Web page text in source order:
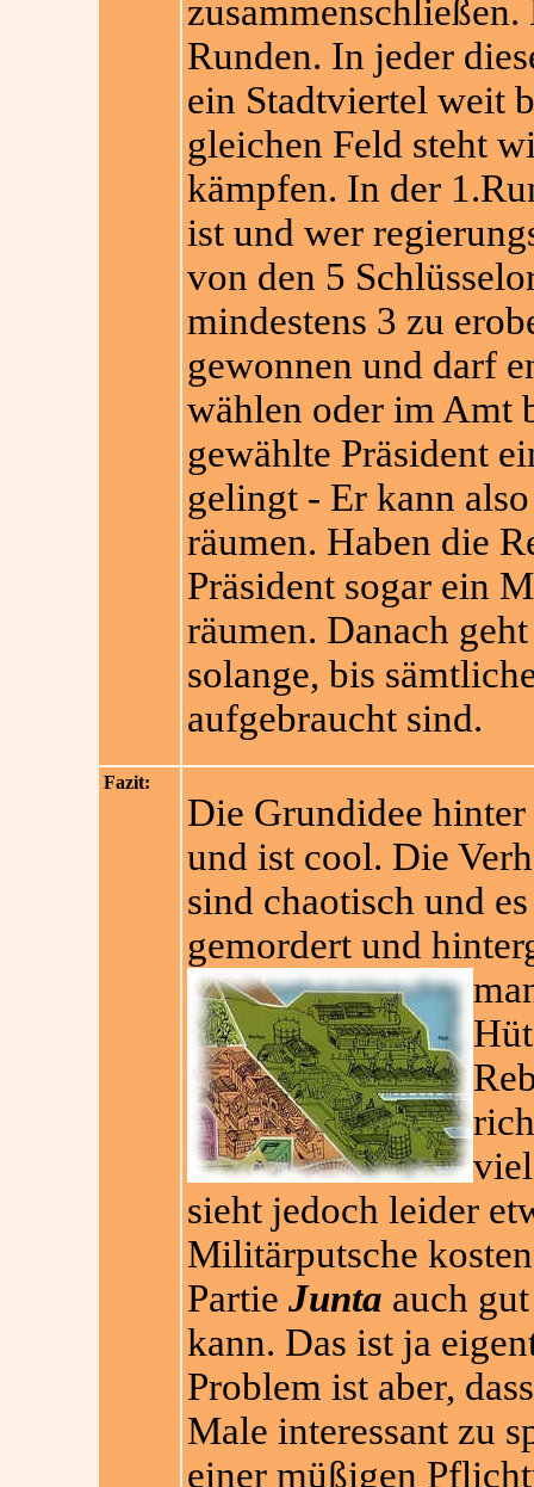
Runden. In jeder
ein Stadtviertel weit
gleichen Feld steht
kämpfen. In der
ist und wer
von den 5
mindestens 3 zu
gewonnen und darf
wählen oder im Amt
gewählte Präsident
gelingt - Er kann
räumen. Haben die
Präsident sogar ein
räumen. Danach
solange, bis
aufgebraucht sind.
Fazit:
Die Grundidee hinter
und ist cool. Die
sind chaotisch und
gemordert und
sieht jedoch leider
Militärputsche
Partie Junta auch
kann. Das ist ja
Problem ist aber,
Male interessant zu
einer müßigen